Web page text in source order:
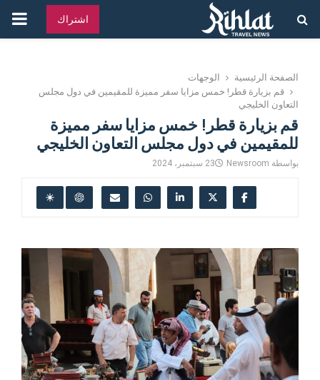
اشتراك
الصفحة الرئيسية
الوجهات
قم بزيارة قطر! خمس مزايا سفر مميزة للمقيمين في دول مجلس
التعاون الخليجي
قم بزيارة قطر! خمس مزايا سفر مميزة
للمقيمين في دول مجلس التعاون الخليجي
بواسطة Newsroom 23 سبتمبر، 2024